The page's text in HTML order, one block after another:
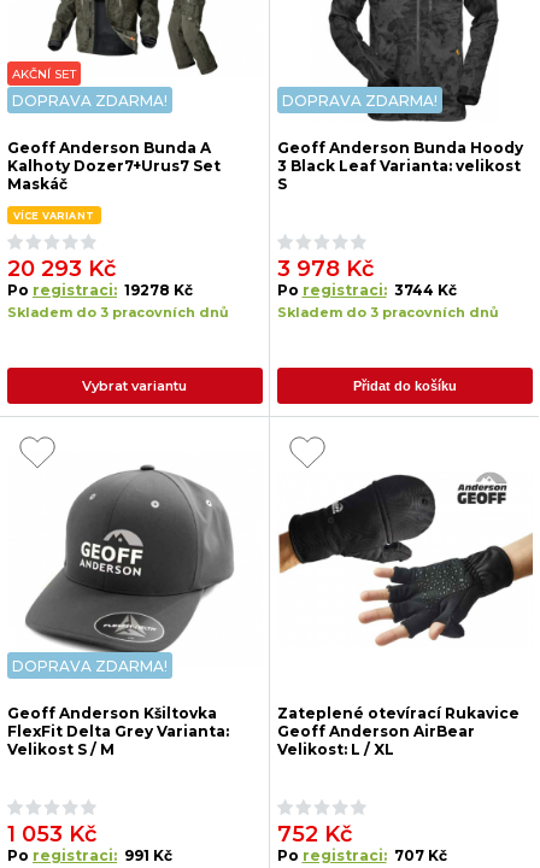
AKČNÍ SET
DOPRAVA ZDARMA!
Geoff Anderson Bunda A
Kalhoty Dozer7+Urus7 Set
Maskáč
VÍCE VARIANT
20 293 Kč
Po registraci: 19278 Kč
Skladem do 3 pracovních dnů
Vybrat variantu
DOPRAVA ZDARMA!
Geoff Anderson Bunda Hoody
3 Black Leaf Varianta: velikost
S
3 978 Kč
Po registraci: 3744 Kč
Skladem do 3 pracovních dnů
Přidat do košíku
DOPRAVA ZDARMA!
Geoff Anderson Kšiltovka
FlexFit Delta Grey Varianta:
Velikost S / M
1 053 Kč
Po registraci: 991 Kč
Zateplené otevírací Rukavice
Geoff Anderson AirBear
Velikost: L / XL
752 Kč
Po registraci: 707 Kč